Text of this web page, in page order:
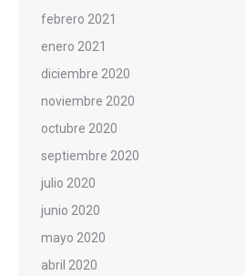
febrero 2021
enero 2021
diciembre 2020
noviembre 2020
octubre 2020
septiembre 2020
julio 2020
junio 2020
mayo 2020
abril 2020